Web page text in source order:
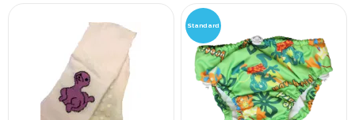
Standard